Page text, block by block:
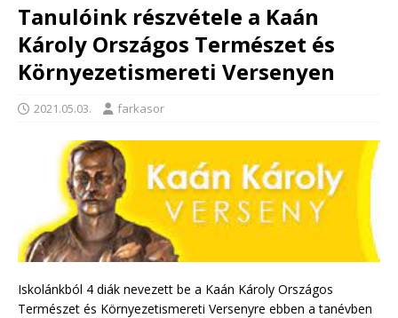
Tanulóink részvétele a Kaán
Károly Országos Természet és
Környezetismereti Versenyen
2021.05.03. farkasor
Iskolánkból 4 diák nevezett be a Kaán Károly Országos
Természet és Környezetismereti Versenyre ebben a tanévben